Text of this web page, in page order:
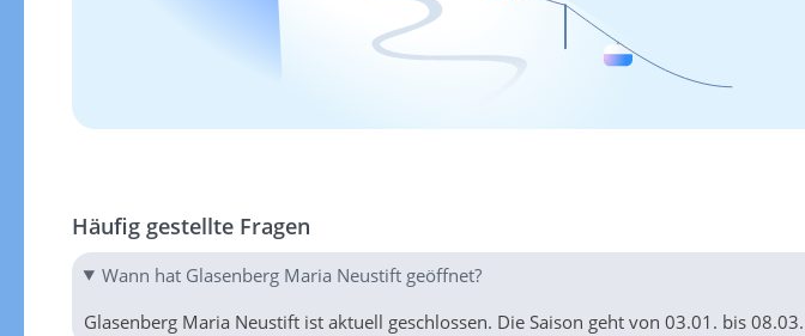
Häufig gestellte Fragen
Wann hat Glasenberg Maria Neustift geöffnet?
Glasenberg Maria Neustift ist aktuell geschlossen. Die Saison geht von 03.01. bis 08.03.